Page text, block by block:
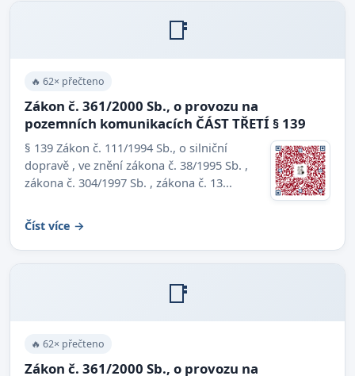
📑
🔥 62× přečteno
Zákon č. 361/2000 Sb., o provozu na
pozemních komunikacích ČÁST TŘETÍ § 139
§ 139 Zákon č. 111/1994 Sb., o silniční
dopravě , ve znění zákona č. 38/1995 Sb. ,
zákona č. 304/1997 Sb. , zákona č. 13...
Číst více →
📑
🔥 62× přečteno
Zákon č. 361/2000 Sb., o provozu na